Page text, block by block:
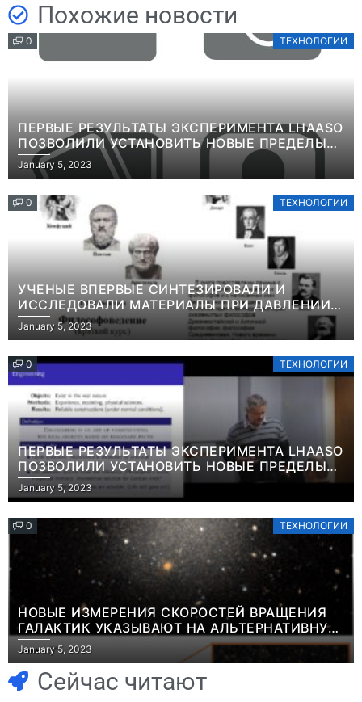
Похожие новости
0 ТЕХНОЛОГИИ
ПЕРВЫЕ РЕЗУЛЬТАТЫ ЭКСПЕРИМЕНТА LHAASO
ПОЗВОЛИЛИ УСТАНОВИТЬ НОВЫЕ ПРЕДЕЛЫ
ВРЕМЕНИ ЖИЗНИ ТЯЖЕЛЫХ ЧАСТИЦ ТЕМНОЙ
МАТЕРИИИНФОРМАЦИЯ
January 5, 2023
0 ТЕХНОЛОГИИ
УЧЕНЫЕ ВПЕРВЫЕ СИНТЕЗИРОВАЛИ И
ИССЛЕДОВАЛИ МАТЕРИАЛЫ ПРИ ДАВЛЕНИИ
СВЫШЕ ТЕРАПАСКАЛЯИНФОРМАЦИЯ
January 5, 2023
0 ТЕХНОЛОГИИ
ПЕРВЫЕ РЕЗУЛЬТАТЫ ЭКСПЕРИМЕНТА LHAASO
ПОЗВОЛИЛИ УСТАНОВИТЬ НОВЫЕ ПРЕДЕЛЫ
ВРЕМЕНИ ЖИЗНИ ТЯЖЕЛЫХ ЧАСТИЦ ТЕМНОЙ
МАТЕРИИ ИНФОРМАЦИЯ
January 5, 2023
0 ТЕХНОЛОГИИ
НОВЫЕ ИЗМЕРЕНИЯ СКОРОСТЕЙ ВРАЩЕНИЯ
ГАЛАКТИК УКАЗЫВАЮТ НА АЛЬТЕРНАТИВНУЮ
ТЕОРИЮ ГРАВИТАЦИИ, КАК НА ВОЗМОЖНОЕ
ОБЪЯСНЕНИЕ ФЕНОМЕНА ТЕМНОЙ МАТЕРИИ
ИНФОРМАЦИЯ
January 5, 2023
Сейчас читают
Игры
Геймеры
отменяют
Новичок-геймер